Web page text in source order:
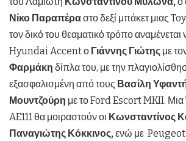
Νίκο Παραπέραστο δεξί μπάκετ μιας
τον δικό του θεαματικό τρόπο αναμένεται
Hyundai Accent ο Γιάννης Γιώτης με
Φαρμάκη δίπλα του, με την
εξασφαλισμένη από τους Βασίλη
Μουντζούρη με το Ford Escort MKII.
AE111 θα μοιραστούν οι Κωνσταντίνος
Παναγιώτης Κόκκινος,ενώ με